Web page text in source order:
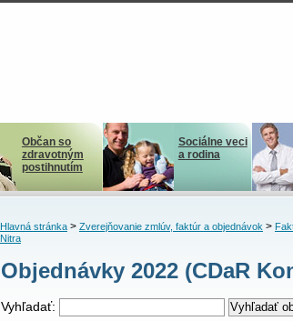
Občan so
zdravotným
postihnutím
Sociálne veci
a rodina
Hlavná stránka> Zverejňovanie zmlúv, faktúr a objednávok>
Nitra
Objednávky 2022 (CDaR
Vyhľadať: